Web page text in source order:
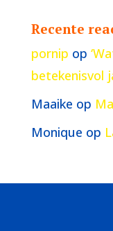
Recente
pornip op
betekenisvol
Maaike op
Monique op